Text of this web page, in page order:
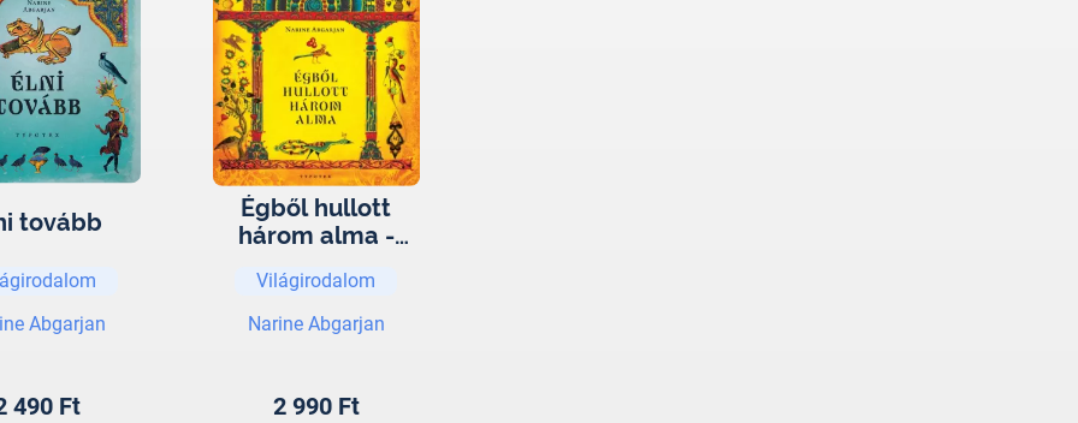
tovább
Abgarjan
490 Ft
Égből hullott
három alma -
és egyéb
történetek
Világirodalom
Narine Abgarjan
2 990 Ft